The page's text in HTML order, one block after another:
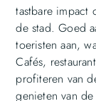
tastbare impact
de stad. Goed
toeristen aan,
Cafés,
profiteren van
genieten van